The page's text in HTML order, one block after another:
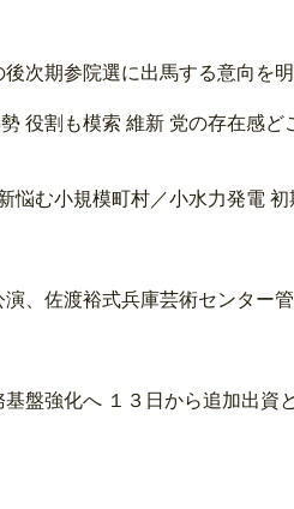
次期参院選に出馬する意向を
役割も模索 維新 党の存在感ど
、佐渡裕式兵庫芸術センター
盤強化へ １３日から追加出資